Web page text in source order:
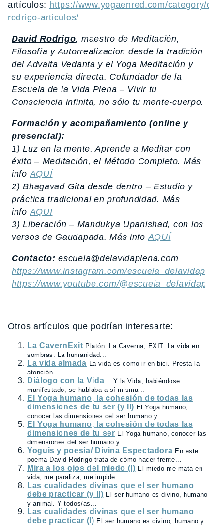
artículos: https://www.yogaenred.com/category/
rodrigo-articulos/
David Rodrigo, maestro de Meditación,
Filosofía y Autorrealizacion desde la tradición
del Advaita Vedanta y el Yoga Meditación y
su experiencia directa. Cofundador de la
Escuela de la Vida Plena – Vivir tu
Consciencia infinita, no sólo tu mente-cuerpo.
Formación y acompañamiento (online y
presencial):
1) Luz en la mente, Aprende a Meditar con
éxito – Meditación, el Método Completo. Más
info AQUÍ
2) Bhagavad Gita desde dentro – Estudio y
práctica tradicional en profundidad. Más
info AQUI
3) Liberación – Mandukya Upanishad, con los
versos de Gaudapada. Más info AQUÍ
Contacto: escuela@delavidaplena.com
https://www.instagram.com/
https://www.youtube.com/
Otros artículos que podrían interesarte:
La CavernExit Platón. La Caverna, EXIT. La vida en
sombras. La humanidad...
La vida almada
La vida es como ir en bici. Presta la
atención...
Diálogo con la Vida
Y la Vida, habiéndose
manifestado, se hablaba a sí misma...
El Yoga humano, la cohesión de todas las
dimensiones de tu ser (y II) El Yoga humano,
conocer las dimensiones del ser humano y...
El Yoga humano, la cohesión de todas las
dimensiones de tu ser El Yoga humano, conocer las
dimensiones del ser humano y...
Yoguis y poesía/ Divina Espectadora En este
poema David Rodrigo trata de cómo hacer frente...
Mira a los ojos del miedo (I) El miedo me mata en
vida, me paraliza, me impide....
Las cualidades divinas que el ser humano
debe practicar (y II) El ser humano es divino, humano
y animal. Y todos/as...
Las cualidades divinas que el ser humano
debe practicar (I) El ser humano es divino, humano y